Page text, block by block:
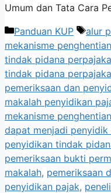
Umum dan Tata Cara
Kategori
Panduan KUP Tag
alur
mekanisme
tindak pidana
tindak pidana
pemeriksaan dan
makalah penyidikan
mekanisme
dapat menjadi
penyidikan tindak
pemeriksaan bukti
makalah, pemeriksaan
penyidikan pajak,